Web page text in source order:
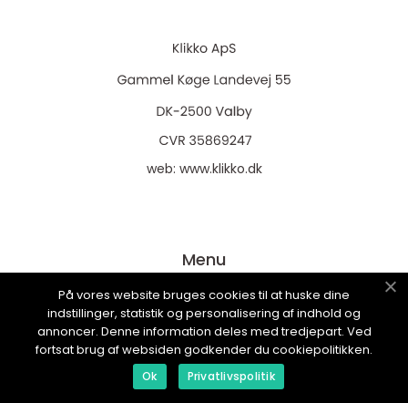
web: www.klikko.dk
Menu
Annonsering
Om oss
Cookies
På vores website bruges cookies til at huske dine
indstillinger, statistik og personalisering af indhold og
annoncer. Denne information deles med tredjepart. Ved
fortsat brug af websiden godkender du cookiepolitikken.
Ok Privatlivspolitik